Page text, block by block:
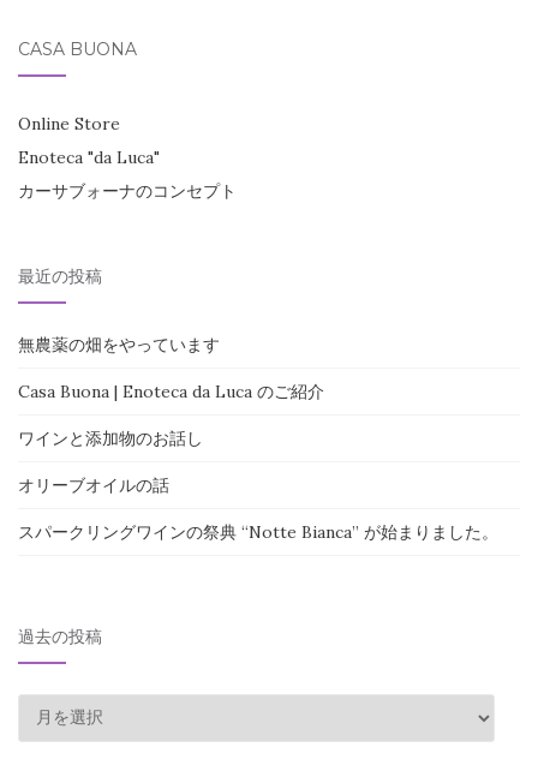
ー
シ
ョ
ン
象:
CASA BUONA
Online Store
Enoteca "da Luca"
カーサブォーナのコンセプト
最近の投稿
無農薬の畑をやっています
Casa Buona | Enoteca da Luca のご紹介
ワインと添加物のお話し
オリーブオイルの話
スパークリングワインの祭典 “Notte Bianca” が始まりました。
過去の投稿
去